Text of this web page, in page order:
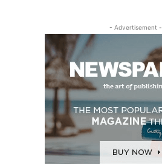
- Advertisement -